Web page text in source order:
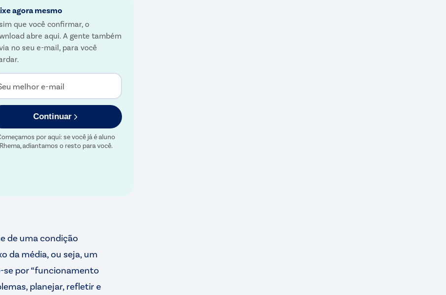
agora mesmo
que você confirmar, o
abre aqui. A gente também
no seu e-mail, para você
melhor e-mail
Continuar
por aqui: se você já é aluno
Rhema, adiantamos o resto para você.
de uma condição
da média, ou seja, um
se por “funcionamento
planejar, refletir e